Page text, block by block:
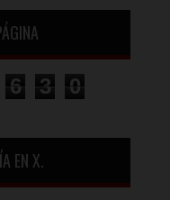
6 3 0
EN X.